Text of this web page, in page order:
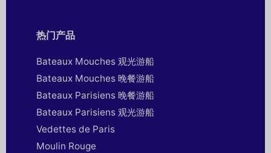
热门产品
Bateaux Mouches 观光游船
Bateaux Mouches 晚餐游船
Bateaux Parisiens 晚餐游船
Bateaux Parisiens 观光游船
Vedettes de Paris
Moulin Rouge